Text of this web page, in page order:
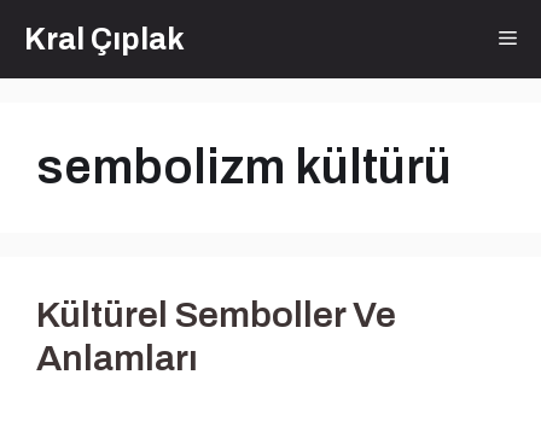
atlaKral Çıplak
sembolizm kültürü
Kültürel Semboller Ve
Anlamları